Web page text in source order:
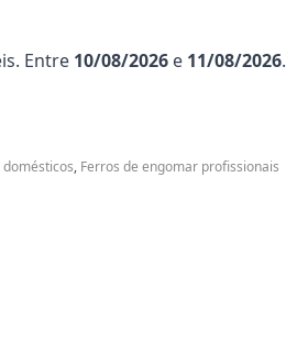
Entre 10/08/2026 e 11/08/2026.
domésticos, Ferros de engomar profissionais